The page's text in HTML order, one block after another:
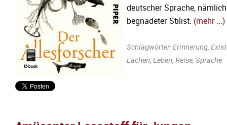
deutscher Sprache,
begnadeter Stilist. (mehr …)
Schlagwörter: Erinnerung,
Lachen, Leben, Reise, Sprache